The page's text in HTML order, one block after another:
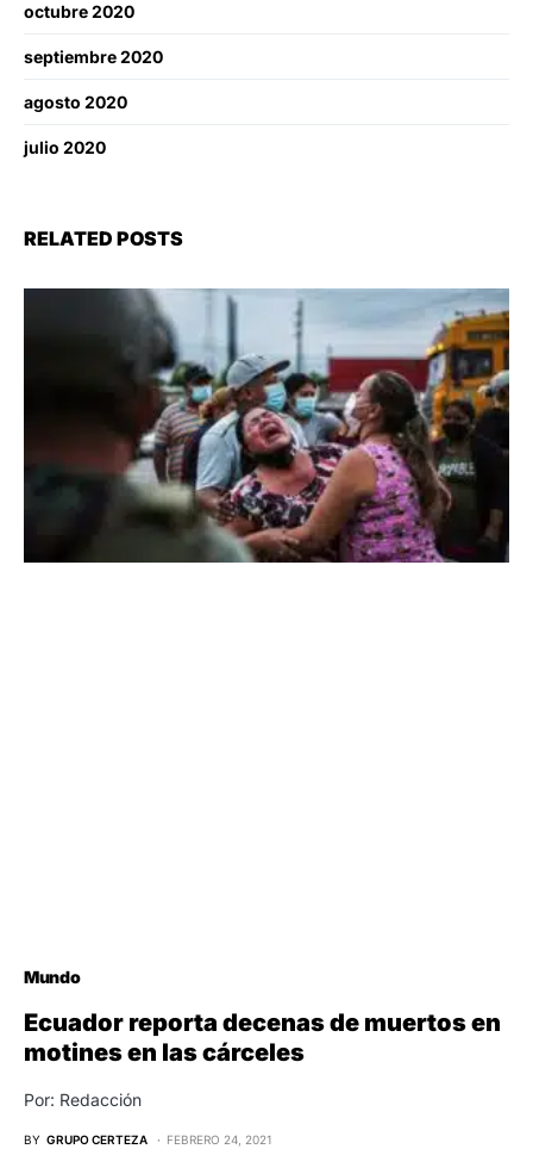
octubre 2020
septiembre 2020
agosto 2020
julio 2020
RELATED POSTS
Mundo
Ecuador reporta decenas de muertos en
motines en las cárceles
Por: Redacción
BY GRUPO CERTEZA FEBRERO 24, 2021